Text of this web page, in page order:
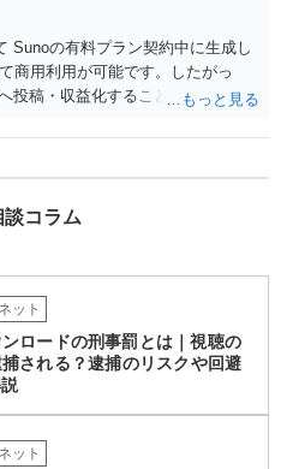
Sunoの有料プラン契約中に生成し
商用利用が可能です。したがっ
投稿・収益化することも、通常は
や伴奏の使用について AIボーカル
作権とJASRAC登録について Su
権が認められない可能性がありま
部分の著作権が発生するわけでも
た歌唱については、楽曲自体に著
演家としての著作隣接権が生じま
成したメロディーや伴奏自体につ
るものではありません。 JASRAC
録を希望する場合は、自分が作
に関与したかを説明できることが
コラム
ット
ロードの刑事罰とは｜視聴の
される？逮捕のリスクや回避
ット